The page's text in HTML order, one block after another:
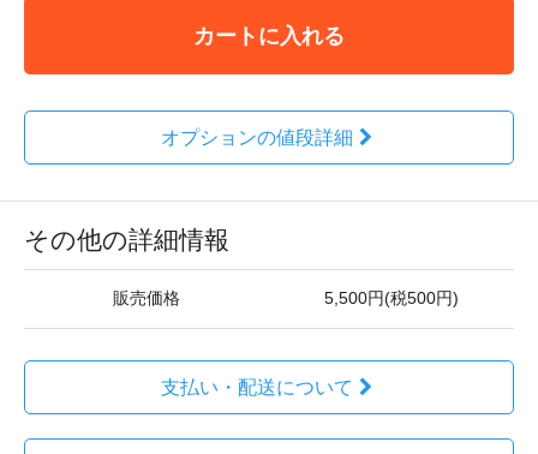
カートに入れる
オプションの値段詳細
その他の詳細情報
販売価格 5,500円(税500円)
支払い・配送について